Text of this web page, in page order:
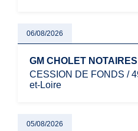
06/08/2026
GM CHOLET NOTAIRES
CESSION DE FONDS /
et-Loire
05/08/2026